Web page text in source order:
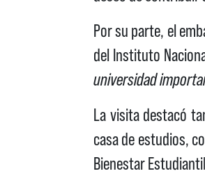
Por su parte, el
del Instituto
universidad
La visita destacó
casa de estudios,
Bienestar